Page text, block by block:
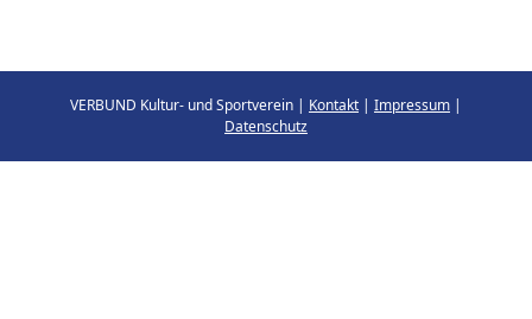
VERBUND Kultur- und Sportverein | Kontakt | Impressum |
Datenschutz